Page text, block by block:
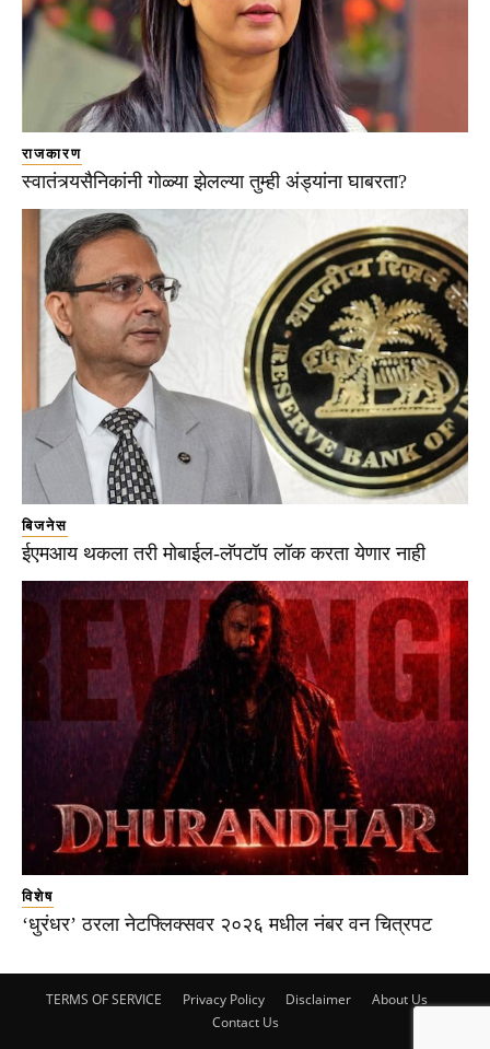
राजकारण
स्वातंत्र्यसैनिकांनी गोळ्या झेलल्या तुम्ही अंड्यांना घाबरता?
बिजनेस
ईएमआय थकला तरी मोबाईल-लॅपटॉप लॉक करता येणार नाही
विशेष
‘धुरंधर’ ठरला नेटफ्लिक्सवर २०२६ मधील नंबर वन चित्रपट
TERMS OF SERVICE Privacy Policy Disclaimer
About Us
Contact Us